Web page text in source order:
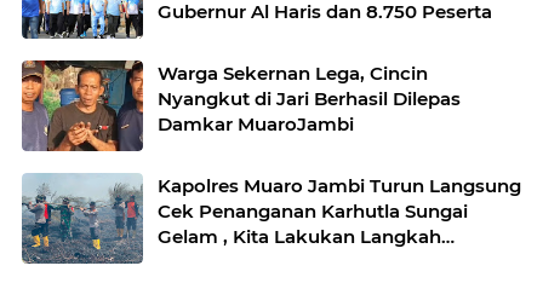
Gubernur Al Haris dan 8.750 Peserta
Warga Sekernan Lega, Cincin
Nyangkut di Jari Berhasil Dilepas
Damkar MuaroJambi
Kapolres Muaro Jambi Turun Langsung
Cek Penanganan Karhutla Sungai
Gelam , Kita Lakukan Langkah